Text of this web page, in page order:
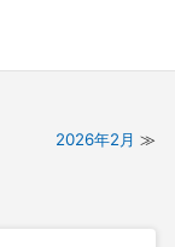
2026年2月